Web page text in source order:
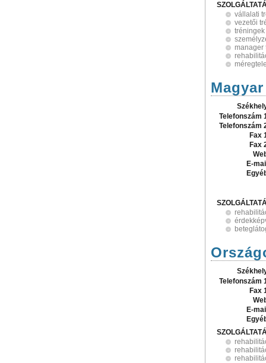
vállalati
vezetői
tréningek
manager
Telefonszám
Telefonszám
Fax
Fax
E-
Telefonszám
Fax
E-